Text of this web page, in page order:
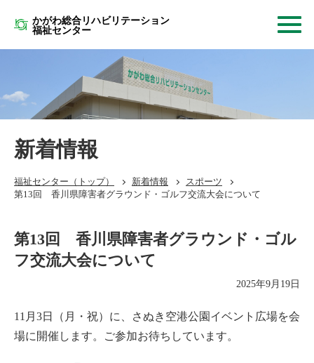
かがわ総合リハビリテーション
福祉センター
新着情報
福祉センター （トップ） 新着情報
スポーツ
第13回 香川県障害者グラウンド・ゴルフ交流大会について
第13回 香川県障害者グラウンド・ゴル
フ交流大会について
2025年9月19日
11月3日（月・祝）に、さぬき空港公園イベント広場を会
場に開催します。ご参加お待ちしています。